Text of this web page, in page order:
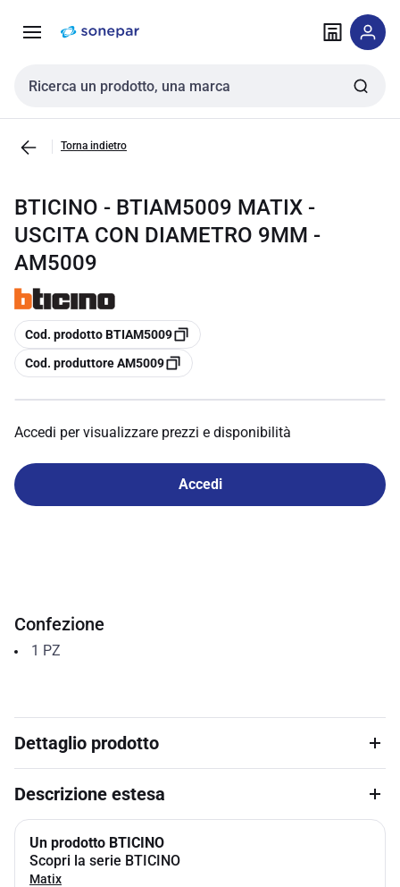
navigazione alla
Cerca input
Torna indietro
BTICINO - BTIAM5009 MATIX -
USCITA CON DIAMETRO 9MM -
AM5009
copia
Cod. prodotto BTIAM5009
copia
Cod. produttore AM5009
Accedi per visualizzare prezzi e disponibilità
Accedi
Confezione
1 PZ
Dettaglio prodotto
Descrizione estesa
Un prodotto BTICINO
Scopri la serie BTICINO
Matix